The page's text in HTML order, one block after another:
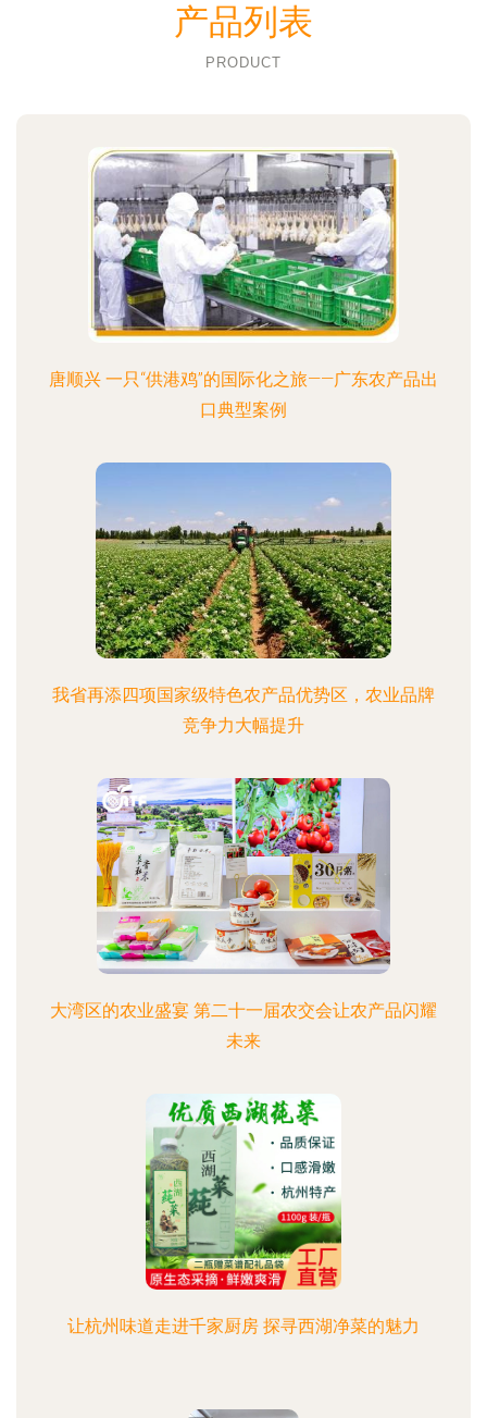
产品列表
PRODUCT
唐顺兴 一只“供港鸡”的国际化之旅——广东农产品出
口典型案例
我省再添四项国家级特色农产品优势区，农业品牌
竞争力大幅提升
大湾区的农业盛宴 第二十一届农交会让农产品闪耀
未来
让杭州味道走进千家厨房 探寻西湖净菜的魅力